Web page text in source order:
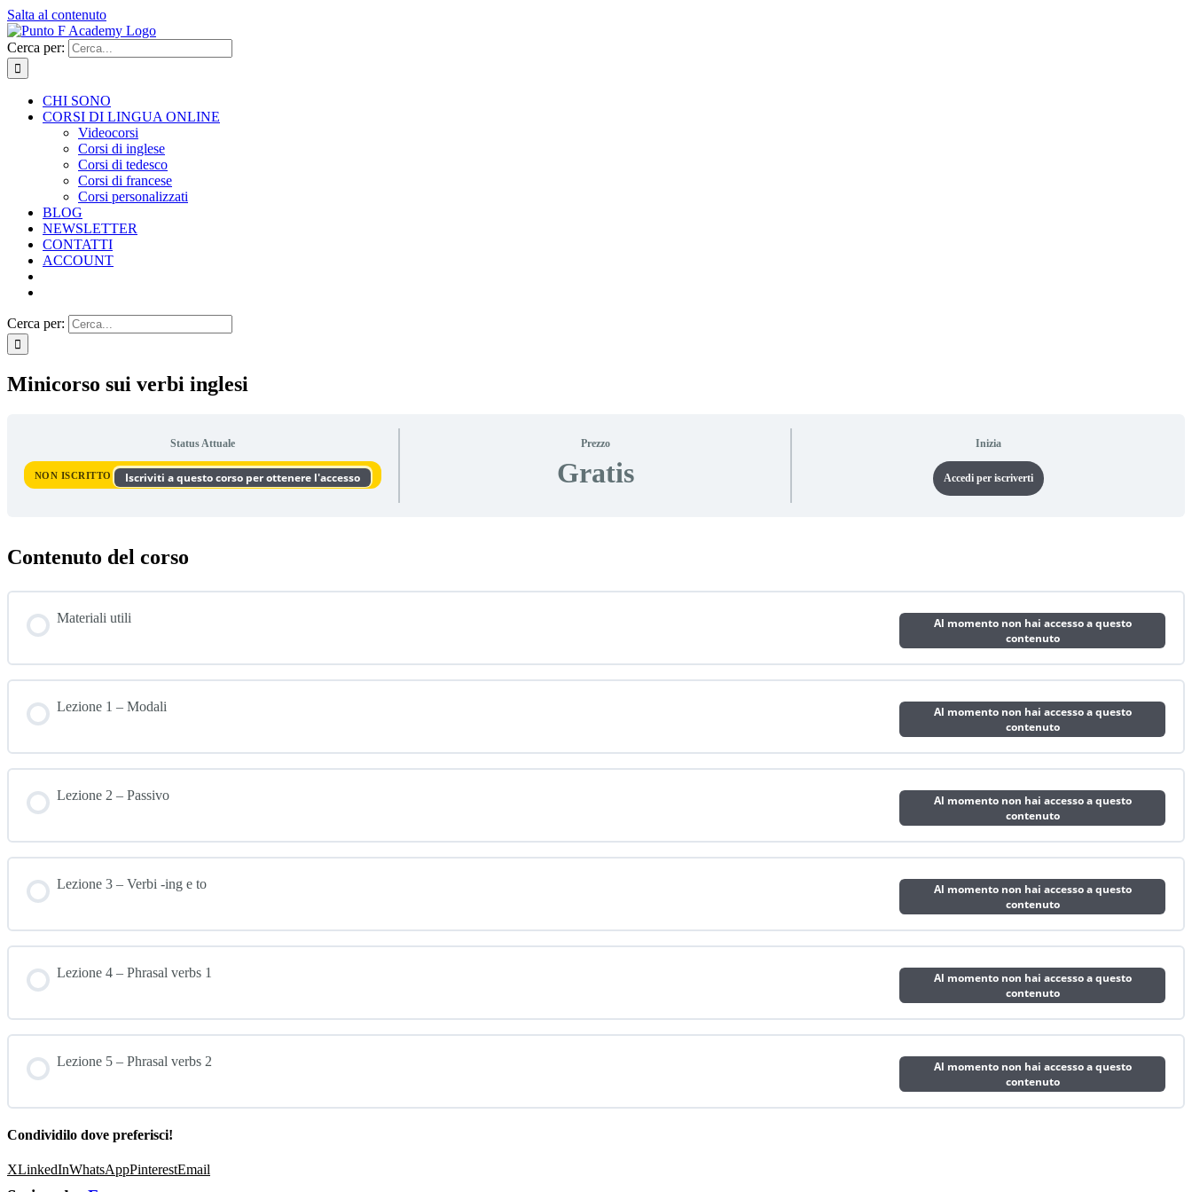
Salta al contenuto
Cerca per:
CHI SONO
CORSI DI LINGUA ONLINE
Videocorsi
Corsi di inglese
Corsi di tedesco
Corsi di francese
Corsi personalizzati
BLOG
NEWSLETTER
CONTATTI
ACCOUNT
Cerca per:
Minicorso sui verbi inglesi
Status Attuale
NON ISCRITTO Iscriviti a questo corso per ottenere l'accesso
Prezzo
Gratis
Inizia
Accedi per iscriverti
Contenuto del corso
Materiali utili
Al momento non hai accesso a questo
contenuto
Lezione 1 – Modali
Al momento non hai accesso a questo
contenuto
Lezione 2 – Passivo
Al momento non hai accesso a questo
contenuto
Lezione 3 – Verbi -ing e to
Al momento non hai accesso a questo
contenuto
Lezione 4 – Phrasal verbs 1
Al momento non hai accesso a questo
contenuto
Lezione 5 – Phrasal verbs 2
Al momento non hai accesso a questo
contenuto
Condividilo dove preferisci!
XLinkedInWhatsAppPinterestEmail